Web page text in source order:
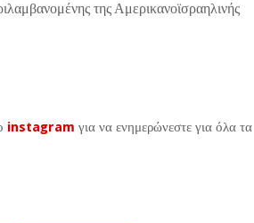
της Αμερικανοϊσραηλινής
instagram για να ενημερώνεστε για όλα τα